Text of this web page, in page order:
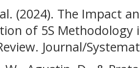
(2024). The Impact
of 5S Methodology
Journal/